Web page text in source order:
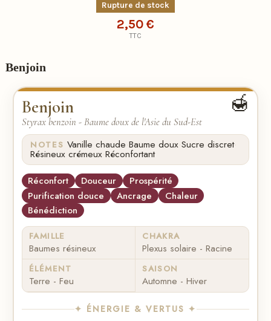
Rupture de stock
2,50 €
TTC
Benjoin
Benjoin
Styrax benzoin - Baume doux de l'Asie du Sud-Est
🍯
NOTES Vanille chaude·Baume doux·Sucre discret·
Résineux crémeux·Réconfortant
Réconfort Douceur
Prospérité
Purification douce
Ancrage
Chaleur
Bénédiction
FAMILLE
Baumes résineux
CHAKRA
Plexus solaire - Racine
ÉLÉMENT
Terre - Feu
SAISON
Automne - Hiver
✦ ÉNERGIE & VERTUS ✦